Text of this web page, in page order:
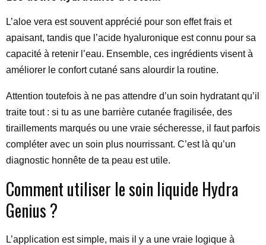
L’aloe vera est souvent apprécié pour son effet frais et
apaisant, tandis que l’acide hyaluronique est connu pour sa
capacité à retenir l’eau. Ensemble, ces ingrédients visent à
améliorer le confort cutané sans alourdir la routine.
Attention toutefois à ne pas attendre d’un soin hydratant qu’il
traite tout : si tu as une barrière cutanée fragilisée, des
tiraillements marqués ou une vraie sécheresse, il faut parfois
compléter avec un soin plus nourrissant. C’est là qu’un
diagnostic honnête de ta peau est utile.
Comment utiliser le soin liquide Hydra
Genius ?
L’application est simple, mais il y a une vraie logique à